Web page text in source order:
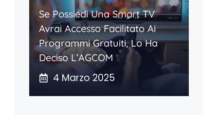
Se Possiedi Una Smart TV
Avrai Accesso Facilitato Ai
Programmi Gratuiti, Lo Ha
Deciso L’AGCOM
4 Marzo 2025